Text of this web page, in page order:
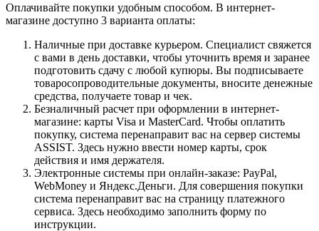
Оплачивайте покупки удобным способом. В интернет-
магазине доступно 3 варианта оплаты:
Наличные при доставке курьером. Специалист свяжется
с вами в день доставки, чтобы уточнить время и заранее
подготовить сдачу с любой купюры. Вы подписываете
товаросопроводительные документы, вносите денежные
средства, получаете товар и чек.
Безналичный расчет при оформлении в интернет-
магазине: карты Visa и MasterCard. Чтобы оплатить
покупку, система перенаправит вас на сервер системы
ASSIST. Здесь нужно ввести номер карты, срок
действия и имя держателя.
Электронные системы при онлайн-заказе: PayPal,
WebMoney и Яндекс.Деньги. Для совершения покупки
система перенаправит вас на страницу платежного
сервиса. Здесь необходимо заполнить форму по
инструкции.